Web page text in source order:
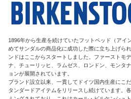
1896年から生産を続けていたフットベッド（アイ
めてサンダルの商品化に成功した際に立ち上げら
ンドはここからスタートしました。ファーストモ
ナ、チューリッヒ、ラムゼス、ロンドン、モンタ
ョンが展開されています。
ブランド設立以来、一貫してドイツ国内生産にこ
タンダードアイテムをリリースし続けています。